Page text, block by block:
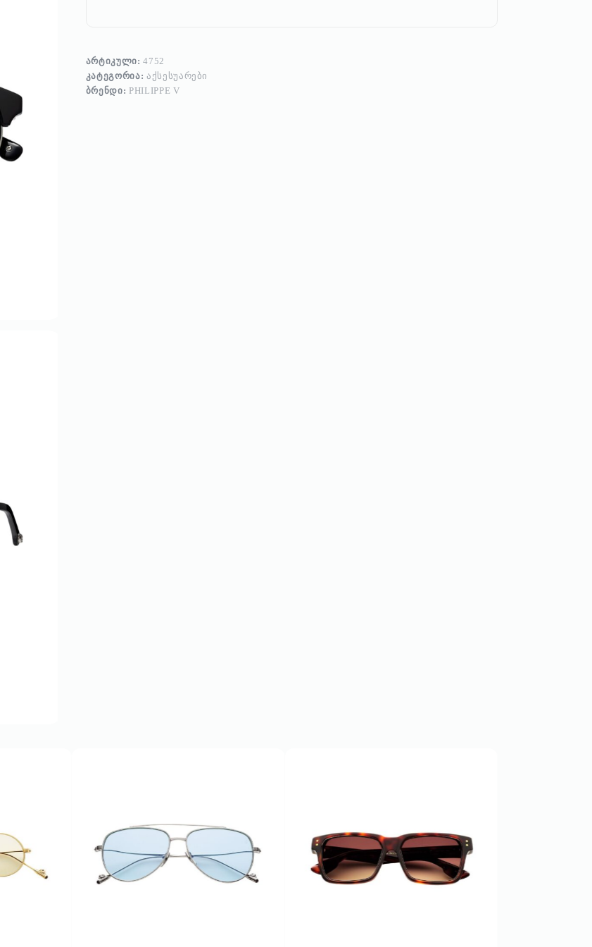
ᲐᲠᲢᲘᲙᲣᲚᲘ:4752
ᲙᲐᲢᲔᲒᲝᲠᲘᲐ: ᲐᲥᲡᲔᲡᲣᲐᲠᲔᲑᲘ
ᲑᲠᲔᲜᲓᲘ: PHILIPPE V